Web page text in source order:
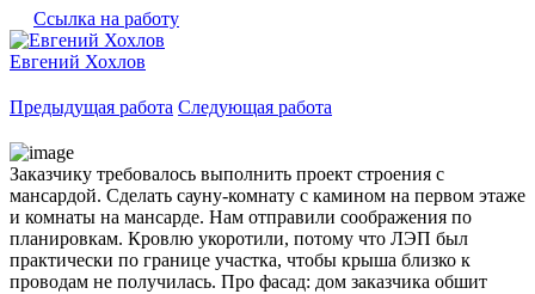
Ссылка на работу
Евгений Хохлов
Предыдущая работа Следующая работа
Заказчику требовалось выполнить проект строения с
мансардой. Сделать сауну-комнату с камином на первом этаже
и комнаты на мансарде. Нам отправили соображения по
планировкам. Кровлю укоротили, потому что ЛЭП был
практически по границе участка, чтобы крыша близко к
проводам не получилась. Про фасад: дом заказчика обшит